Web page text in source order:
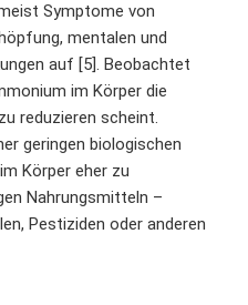
Symptome von
mentalen und
auf [5]. Beobachtet
im Körper die
reduzieren scheint.
geringen biologischen
Körper eher zu
Nahrungsmitteln –
Pestiziden oder anderen